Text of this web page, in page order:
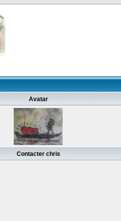
Avatar
Contacter chris